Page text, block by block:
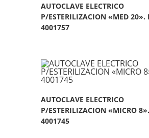
AUTOCLAVE ELECTRICO
P/ESTERILIZACION «MED 20».
4001757
AUTOCLAVE ELECTRICO
P/ESTERILIZACION «MICRO
4001745